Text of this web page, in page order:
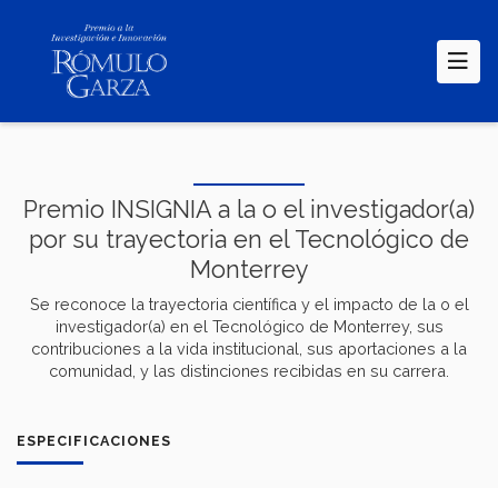
contenido
principal
Premio INSIGNIA a la o el investigador(a)
por su trayectoria en el Tecnológico de
Monterrey
Se reconoce la trayectoria científica y el impacto de la o el
investigador(a) en el Tecnológico de Monterrey, sus
contribuciones a la vida institucional, sus aportaciones a la
comunidad, y las distinciones recibidas en su carrera.
ESPECIFICACIONES